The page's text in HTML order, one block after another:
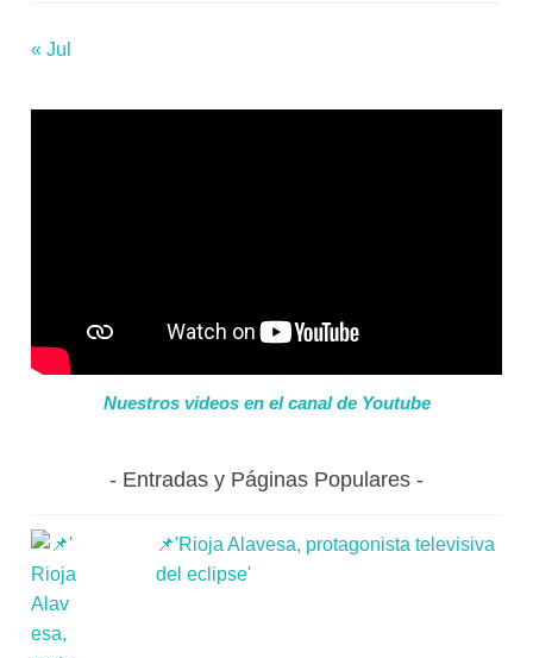
« Jul
Nuestros videos en el canal de Youtube
Entradas y Páginas Populares
📌'Rioja Alavesa, protagonista televisiva
del eclipse'